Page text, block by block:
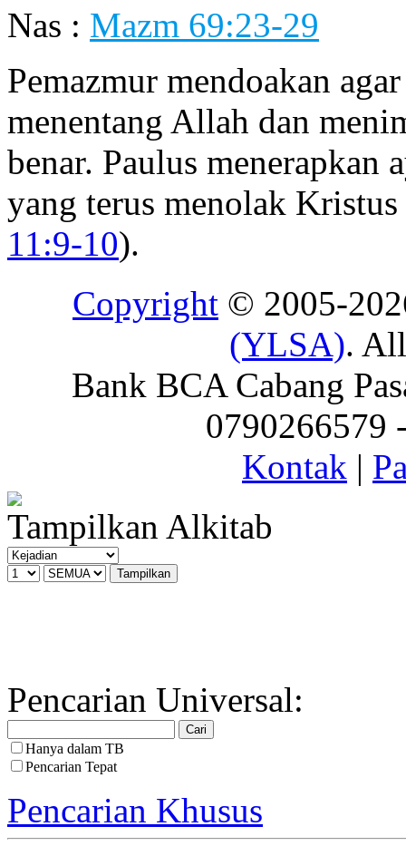
Nas : Mazm 69:23-29
Pemazmur mendoakan
menentang Allah dan
benar. Paulus menerapkan
yang terus menolak
11:9-10).
Copyright © 2005-
(YLSA).
Bank BCA Cabang
0790266579
Kontak |
Tampilkan Alkitab
Pencarian Universal:
Hanya dalam TB
Pencarian Tepat
Pencarian Khusus